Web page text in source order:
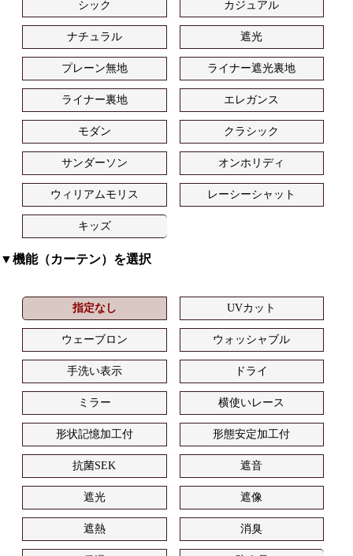
シック カジュアル
ナチュラル 遮光
プレーン無地 ライナー遮光裏地
ライナー裏地 エレガンス
モダン クラシック
サンダーソン オンホリディ
ウィリアムモリス レーシーシャット
キッズ
▼機能（カーテン）を選択
指定なし UVカット
ウェーブロン ウォッシャブル
手洗い表示 ドライ
ミラー 横使いレース
形状記憶加工付 形態安定加工付
抗菌SEK 遮音
遮光 遮像
遮熱 消臭